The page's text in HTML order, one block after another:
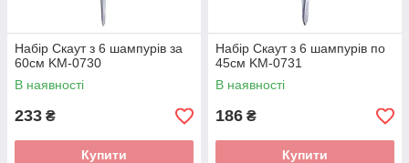
Набір Скаут з 6 шампурів за
60см KM-0730
В наявності
233 ₴
Купити
Набір Скаут з 6 шампурів по
45см KM-0731
В наявності
186 ₴
Купити